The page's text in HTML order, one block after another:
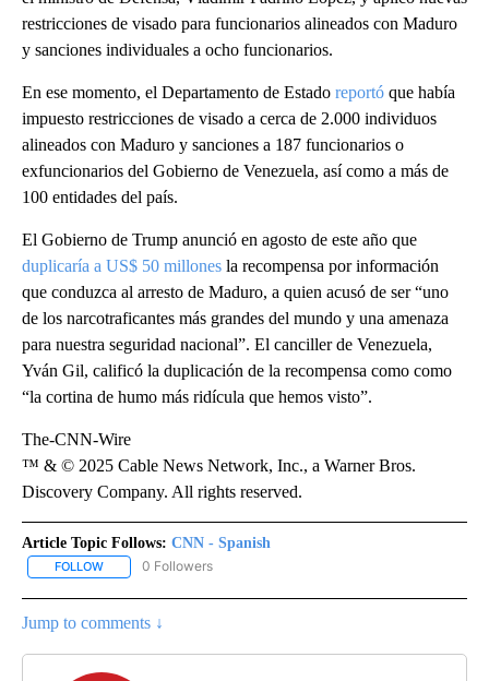
restricciones de visado para funcionarios alineados con Maduro
y sanciones individuales a ocho funcionarios.
En ese momento, el Departamento de Estado reportó que había
impuesto restricciones de visado a cerca de 2.000 individuos
alineados con Maduro y sanciones a 187 funcionarios o
exfuncionarios del Gobierno de Venezuela, así como a más de
100 entidades del país.
El Gobierno de Trump anunció en agosto de este año que
duplicaría a US$ 50 millones la recompensa por información
que conduzca al arresto de Maduro, a quien acusó de ser “uno
de los narcotraficantes más grandes del mundo y una amenaza
para nuestra seguridad nacional”. El canciller de Venezuela,
Yván Gil, calificó la duplicación de la recompensa como como
“la cortina de humo más ridícula que hemos visto”.
The-CNN-Wire
™ & © 2025 Cable News Network, Inc., a Warner Bros.
Discovery Company. All rights reserved.
Article Topic Follows: CNN - Spanish
FOLLOW FOLLOW "CNN - SPANISH" TO RECEIVE NOTIFICATIONS ABOUT
0 Followers
Jump to comments ↓